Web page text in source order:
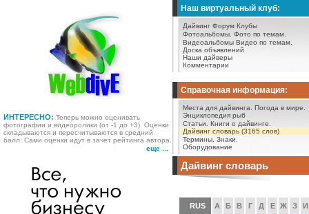
ИНТЕРЕСНО: Теперь можно оценивать
фотографии и видеоролики (от -1 до +3). Оценки
складываются и пересчитываются в средний
балл. Сами оценки идут в зачет рейтинга автора.
еще ...
Наш виртуальный клуб:
Дайвинг Форум Клубы
Фотоальбомы. Фото по темам.
Видеоальбомы Видео по темам.
Доска объявлений
Наши дайверы
Комментарии
Справочная информация:
Места для дайвинга.
Погода в мире.
Энциклопедия рыб
Статьи.
Книги о дайвинге.
Дайвинг словарь (3165 слов)
Термины. Знаки.
Оборудование
Дайвинг словарь
RUS А Б В Г Д Е Ж З И